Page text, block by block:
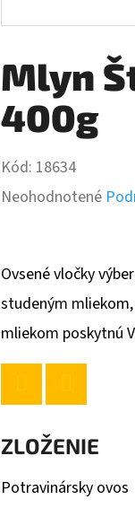
Mlyn
400g
Kód: 18634
Priemerné
je
0,0
z
hviezdičiek.
Neohodnotené
Ovsené vločky
studeným
mliekom poskytnú
ZLOŽENIE
Potravinársky ovos